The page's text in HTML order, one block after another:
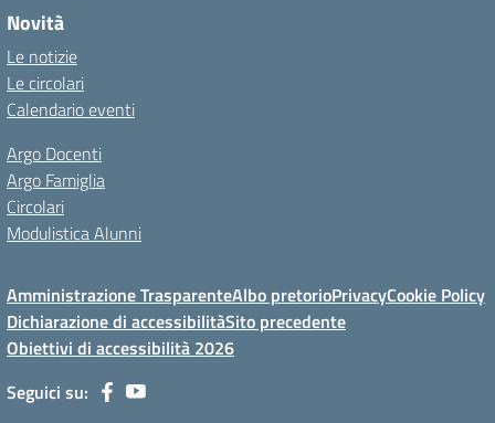
Novità
Le notizie
Le circolari
Calendario eventi
Argo Docenti
Argo Famiglia
Circolari
Modulistica Alunni
Amministrazione TrasparenteAlbo pretorioPrivacyCookie Policy
Dichiarazione di accessibilitàSito precedente
Obiettivi di accessibilità 2026
Seguici su: